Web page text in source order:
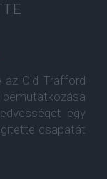
az Old Trafford
egy
csapatát